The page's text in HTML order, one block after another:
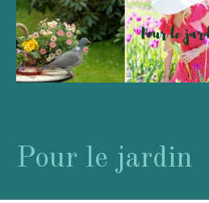
Pour le jardin